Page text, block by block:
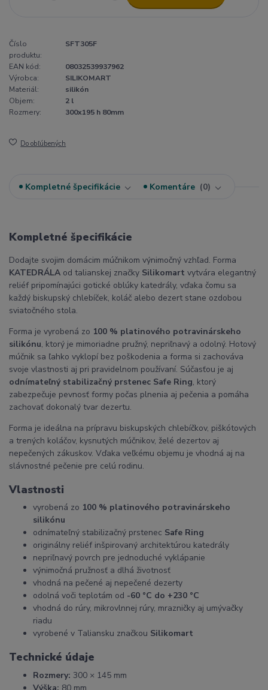
Číslo
produktu:
SFT305F
EAN kód:
08032539937962
Výrobca:
SILIKOMART
Materiál:
silikón
Objem:
2 l
Rozmery:
300x195 h 80mm
Do obľúbených
Kompletné špecifikácie Komentáre 0
Kompletné špecifikácie
Dodajte svojim domácim múčnikom výnimočný vzhľad. Forma
KATEDRÁLA od talianskej značky Silikomart vytvára elegantný
reliéf pripomínajúci gotické oblúky katedrály, vďaka čomu sa
každý biskupský chlebíček, koláč alebo dezert stane ozdobou
sviatočného stola.
Forma je vyrobená zo 100 % platinového potravinárskeho
silikónu, ktorý je mimoriadne pružný, nepriľnavý a odolný. Hotový
múčnik sa ľahko vyklopí bez poškodenia a forma si zachováva
svoje vlastnosti aj pri pravidelnom používaní. Súčasťou je aj
odnímateľný stabilizačný prstenec Safe Ring, ktorý
zabezpečuje pevnosť formy počas plnenia aj pečenia a pomáha
zachovať dokonalý tvar dezertu.
Forma je ideálna na prípravu biskupských chlebíčkov, piškótových
a trených koláčov, kysnutých múčnikov, želé dezertov aj
nepečených zákuskov. Vďaka veľkému objemu je vhodná aj na
slávnostné pečenie pre celú rodinu.
Vlastnosti
vyrobená zo 100 % platinového potravinárskeho
silikónu
odnímateľný stabilizačný prstenec Safe Ring
originálny reliéf inšpirovaný architektúrou katedrály
nepriľnavý povrch pre jednoduché vyklápanie
výnimočná pružnosť a dlhá životnosť
vhodná na pečené aj nepečené dezerty
odolná voči teplotám od -60 °C do +230 °C
vhodná do rúry, mikrovlnnej rúry, mrazničky aj umývačky
riadu
vyrobené v Taliansku značkou Silikomart
Technické údaje
Rozmery: 300 × 145 mm
Výška: 80 mm